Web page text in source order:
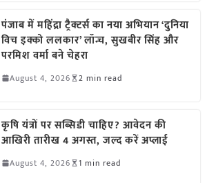
पंजाब में महिंद्रा ट्रैक्टर्स का नया अभियान ‘दुनिया
विच इक्को ललकार’ लॉन्च, सुखबीर सिंह और
परमिश वर्मा बने चेहरा
August 4, 2026 2 min read
कृषि यंत्रों पर सब्सिडी चाहिए? आवेदन की
आखिरी तारीख 4 अगस्त, जल्द करें अप्लाई
August 4, 2026 1 min read